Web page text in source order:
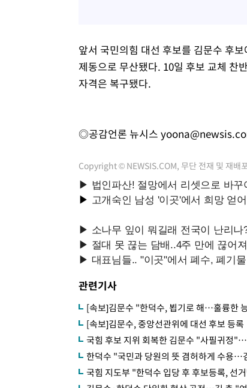
앞서 국민의힘 대선 후보를 김문수 후
제동으로 무산됐다. 10일 후보 교체 찬
자격은 복구됐다.
◎공감언론 뉴시스
Copyright © NEWSIS.COM, 무단 전재 및 재배
관련기사
[속보]김문수 "한덕수, 뵙기로 해…훌륭한
[속보]김문수, 중앙선관위에 대선 후보 등록
국힘 후보 지위 회복한 김문수 "사필귀정
한덕수 "국민과 당원의 뜻 겸허하게 수용…
국힘 지도부 "한덕수 입당 후 후보등록, 선